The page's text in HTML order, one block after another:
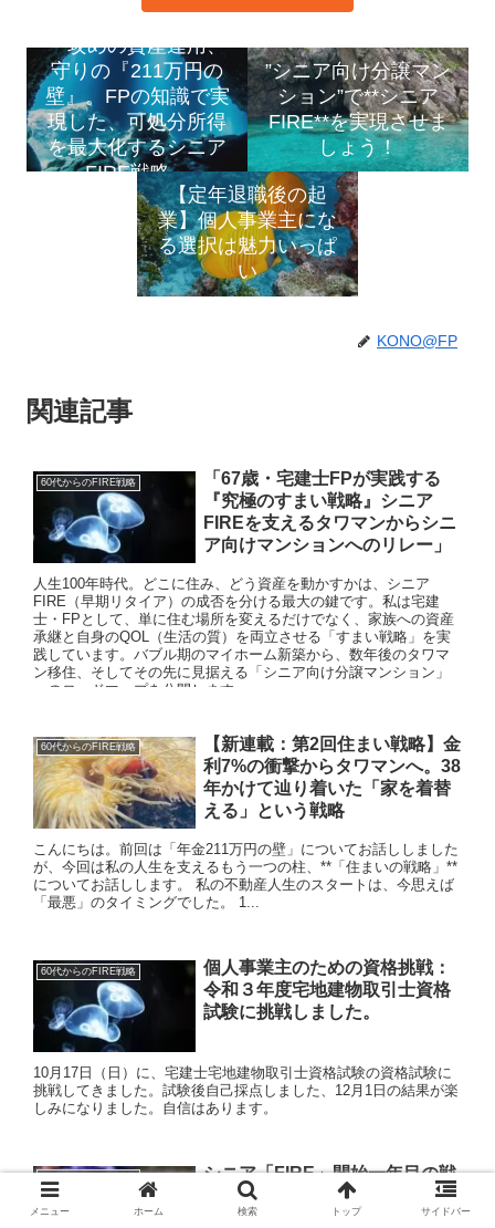
「攻めの資産運用、
守りの『211万円の
壁』。FPの知識で実
現した、可処分所得
を最大化するシニア
FIRE戦略」
”シニア向け分譲マン
ション”で**シニア
FIRE**を実現させま
しょう！
【定年退職後の起
業】個人事業主にな
る選択は魅力いっぱ
い
KONO@FP
関連記事
60代からのFIRE戦略
「67歳・宅建士FPが実践する
『究極のすまい戦略』シニア
FIREを支えるタワマンからシニ
ア向けマンションへのリレー」
人生100年時代。どこに住み、どう資産を動かすかは、シニア
FIRE（早期リタイア）の成否を分ける最大の鍵です。私は宅建
士・FPとして、単に住む場所を変えるだけでなく、家族への資産
承継と自身のQOL（生活の質）を両立させる「すまい戦略」を実
践しています。バブル期のマイホーム新築から、数年後のタワマ
ン移住、そしてその先に見据える「シニア向け分譲マンション」
へのロードマップを公開します。
60代からのFIRE戦略
【新連載：第2回住まい戦略】金
利7%の衝撃からタワマンへ。38
年かけて辿り着いた「家を着替
える」という戦略
こんにちは。前回は「年金211万円の壁」についてお話ししました
が、今回は私の人生を支えるもう一つの柱、**「住まいの戦略」**
についてお話しします。 私の不動産人生のスタートは、今思えば
「最悪」のタイミングでした。 1...
60代からのFIRE戦略
個人事業主のための資格挑戦：
令和３年度宅地建物取引士資格
試験に挑戦しました。
10月17日（日）に、宅建士宅地建物取引士資格試験の資格試験に
挑戦してきました。試験後自己採点しました、12月1日の結果が楽
しみになりました。自信はあります。
シニア「FIRE」開始一年目の戦
メニュー ホーム 検索 トップ サイドバー